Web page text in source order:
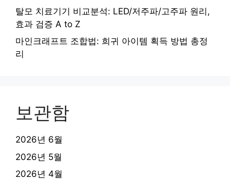
탈모 치료기기 비교분석: LED/저주파/고주파 원리,
효과 검증 A to Z
마인크래프트 조합법: 희귀 아이템 획득 방법 총정
리
보관함
2026년 6월
2026년 5월
2026년 4월